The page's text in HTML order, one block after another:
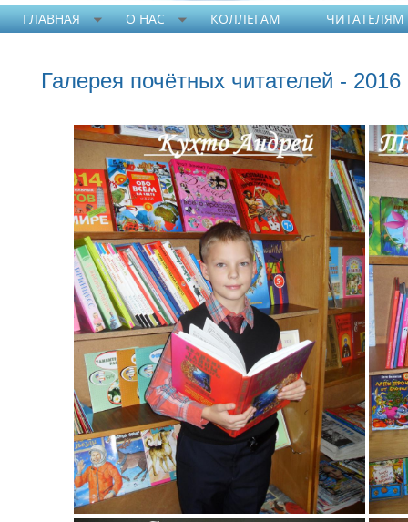
ГЛАВНАЯ О НАС КОЛЛЕГАМ ЧИТАТЕЛЯМ
Галерея почётных читателей - 2016